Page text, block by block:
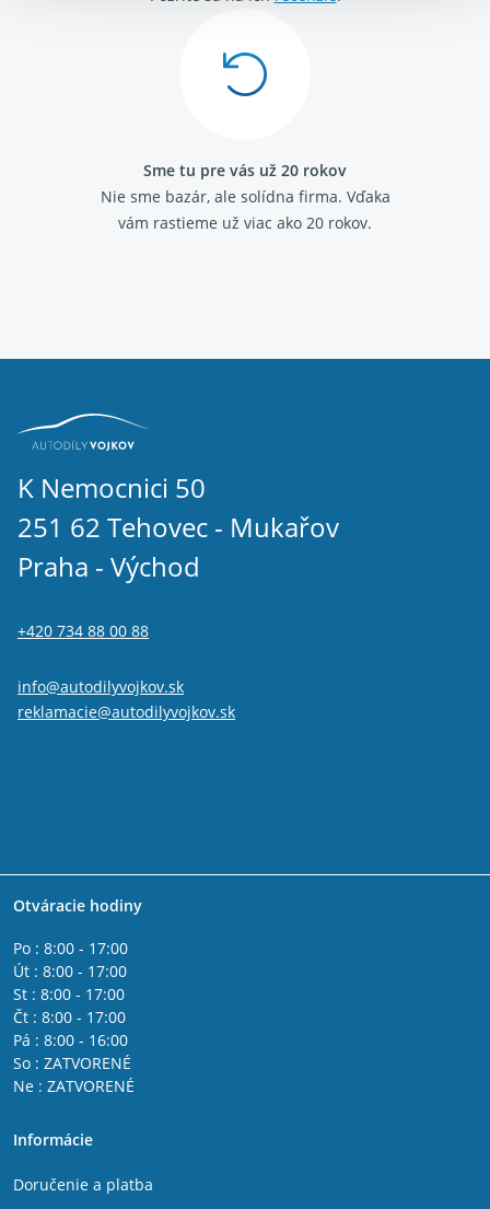
Sme tu pre vás už 20 rokov
Nie sme bazár, ale solídna firma. Vďaka
vám rastieme už viac ako 20 rokov.
K Nemocnici 50
251 62 Tehovec - Mukařov
Praha - Východ
+420 734 88 00 88
info@autodilyvojkov.sk
reklamacie@autodilyvojkov.sk
Otváracie hodiny
Po : 8:00 - 17:00
Út : 8:00 - 17:00
St : 8:00 - 17:00
Čt : 8:00 - 17:00
Pá : 8:00 - 16:00
So : ZATVORENÉ
Ne : ZATVORENÉ
Informácie
Doručenie a platba